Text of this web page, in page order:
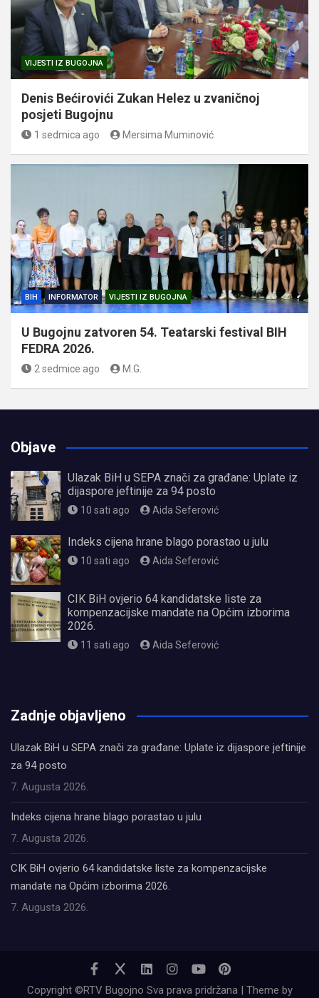
VIJESTI IZ BUGOJNA
Denis Bećirovići Zukan Helez u zvaničnoj
posjeti Bugojnu
1 sedmica ago Mersima Muminović
BIH INFORMATOR VIJESTI IZ BUGOJNA
U Bugojnu zatvoren 54. Teatarski festival BIH
FEDRA 2026.
2 sedmice ago M.G.
Objave
Ulazak BiH u SEPA znači za građane: Uplate iz
dijaspore jeftinije za 94 posto
10 sati ago Aida Seferović
Indeks cijena hrane blago porastao u julu
10 sati ago Aida Seferović
CIK BiH ovjerio 64 kandidatske liste za
kompenzacijske mandate na Općim izborima
2026.
11 sati ago Aida Seferović
Zadnje objavljeno
Ulazak BiH u SEPA znači za građane: Uplate iz dijaspore jeftinije
za 94 posto
7. Augusta 2026.
Indeks cijena hrane blago porastao u julu
7. Augusta 2026.
CIK BiH ovjerio 64 kandidatske liste za kompenzacijske
mandate na Općim izborima 2026.
7. Augusta 2026.
Copyright ©RTV Bugojno Sva prava pridržana | Theme by